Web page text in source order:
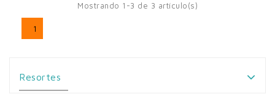
Mostrando 1-3 de 3 artículo(s)
1
Resortes